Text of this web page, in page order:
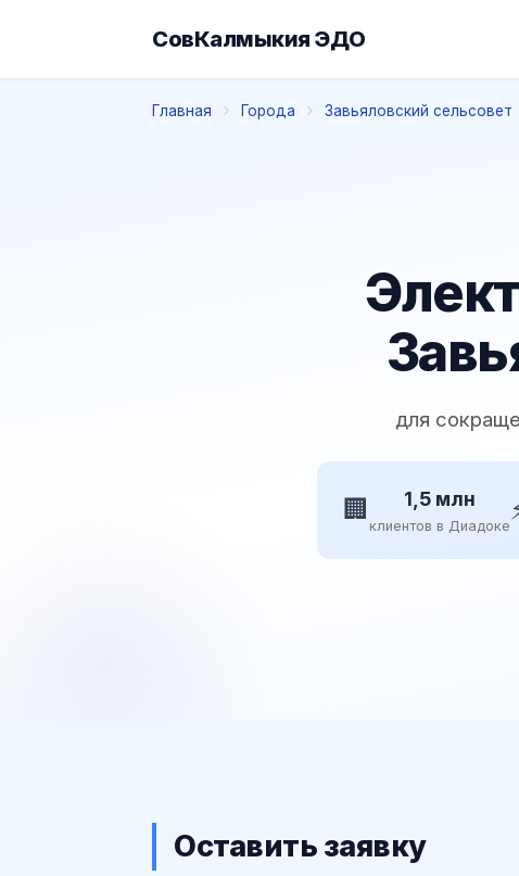
СовКалмыкия ЭДО
Главная Города Завьяловский сельсовет
для
🏢 1,5 млн
клиентов в Диадоке
Оставить заявку